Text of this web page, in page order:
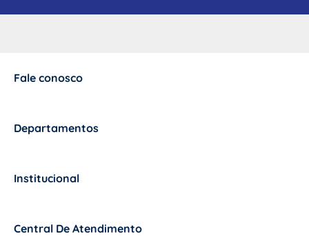
Fale conosco
Departamentos
Institucional
Central De Atendimento